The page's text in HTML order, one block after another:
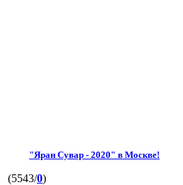
"Яран Сувар - 2020" в Москве!
(5543/0)